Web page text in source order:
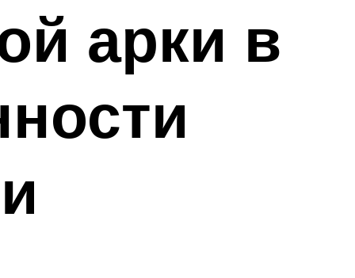
арки в